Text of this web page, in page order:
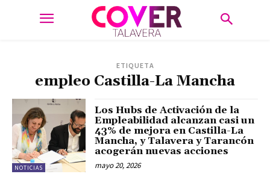
ETIQUETA
empleo Castilla-La Mancha
NOTICIAS
Los Hubs de Activación de la
Empleabilidad alcanzan casi un
43% de mejora en Castilla-La
Mancha, y Talavera y Tarancón
acogerán nuevas acciones
mayo 20, 2026